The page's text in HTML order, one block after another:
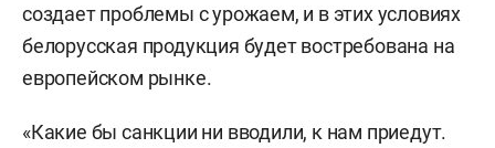
создает проблемы с урожаем, и в этих условиях
белорусская продукция будет востребована на
европейском рынке.
«Какие бы санкции ни вводили, к нам приедут.